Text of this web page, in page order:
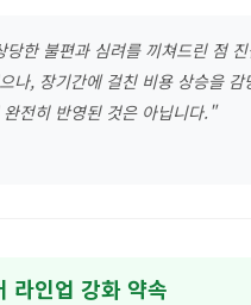
당한 불편과 심려를 끼쳐드린 점
나, 장기간에 걸친 비용 상승을
전히 반영된 것은 아닙니다."
라인업 강화 약속